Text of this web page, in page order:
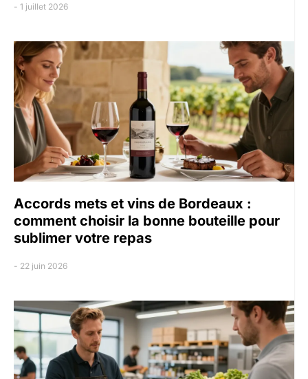
1 juillet 2026
Accords mets et vins de Bordeaux :
comment choisir la bonne bouteille pour
sublimer votre repas
22 juin 2026